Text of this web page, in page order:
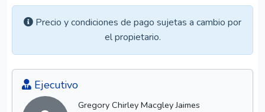
Precio y condiciones de pago sujetas a cambio por
el propietario.
Ejecutivo
Gregory Chirley Macgley Jaimes